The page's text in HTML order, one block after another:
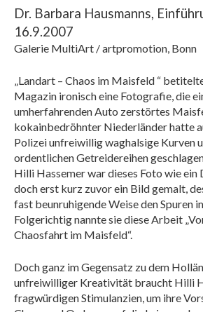
Dr. Barbara Hausmanns,
16.9.2007
Galerie MultiArt / artpromotion, Bonn
„Landart – Chaos im Maisfeld “
Magazin ironisch eine Fotografie, die
umherfahrenden Auto zerstörtes
kokainbedröhnter Niederländer hatte
Polizei unfreiwillig waghalsige Kurven
ordentlichen Getreidereihen
Hilli Hassemer war dieses Foto wie ein
doch erst kurz zuvor ein Bild gemalt,
fast beunruhigende Weise den Spuren
Folgerichtig nannte sie diese Arbeit
Chaosfahrt im Maisfeld“.
Doch ganz im Gegensatz zu dem
unfreiwilliger Kreativität braucht Hilli
fragwürdigen Stimulanzien, um ihre